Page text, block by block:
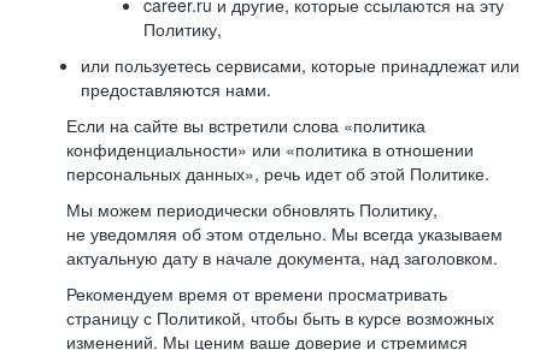
career.ru и другие, которые ссылаются на эту
Политику,
или пользуетесь сервисами, которые принадлежат или
предоставляются нами.
Если на сайте вы встретили слова «политика
конфиденциальности» или «политика в отношении
персональных данных», речь идет об этой Политике.
Мы можем периодически обновлять Политику,
не уведомляя об этом отдельно. Мы всегда указываем
актуальную дату в начале документа, над заголовком.
Рекомендуем время от времени просматривать
страницу с Политикой, чтобы быть в курсе возможных
изменений. Мы ценим ваше доверие и стремимся